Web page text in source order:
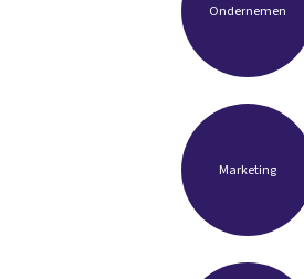
Ondernemen
Marketing